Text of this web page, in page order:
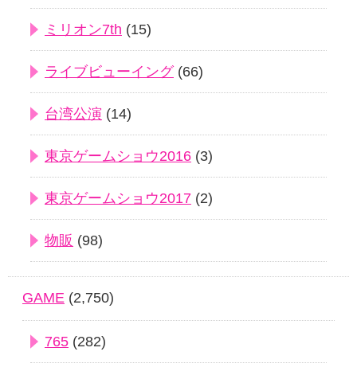
ミリオン7th (15)
ライブビューイング(66)
台湾公演 (14)
東京ゲームショウ2016 (3)
東京ゲームショウ2017 (2)
物販 (98)
GAME (2,750)
765 (282)